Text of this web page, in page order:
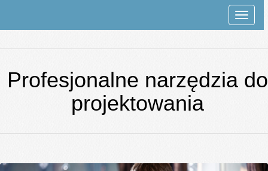
Rozwiń
Profesjonalne narzędzia do
projektowania